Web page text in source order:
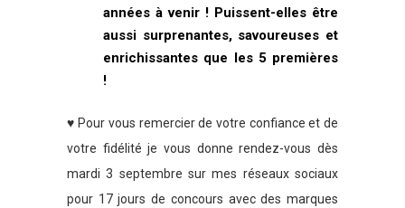
années à venir ! Puissent-elles être
aussi surprenantes, savoureuses et
enrichissantes que les 5 premières
!
♥ Pour vous remercier de votre confiance et de
votre fidélité je vous donne rendez-vous dès
mardi 3 septembre sur mes réseaux sociaux
pour 17 jours de concours avec des marques